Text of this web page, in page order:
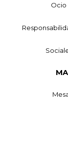
Ocio